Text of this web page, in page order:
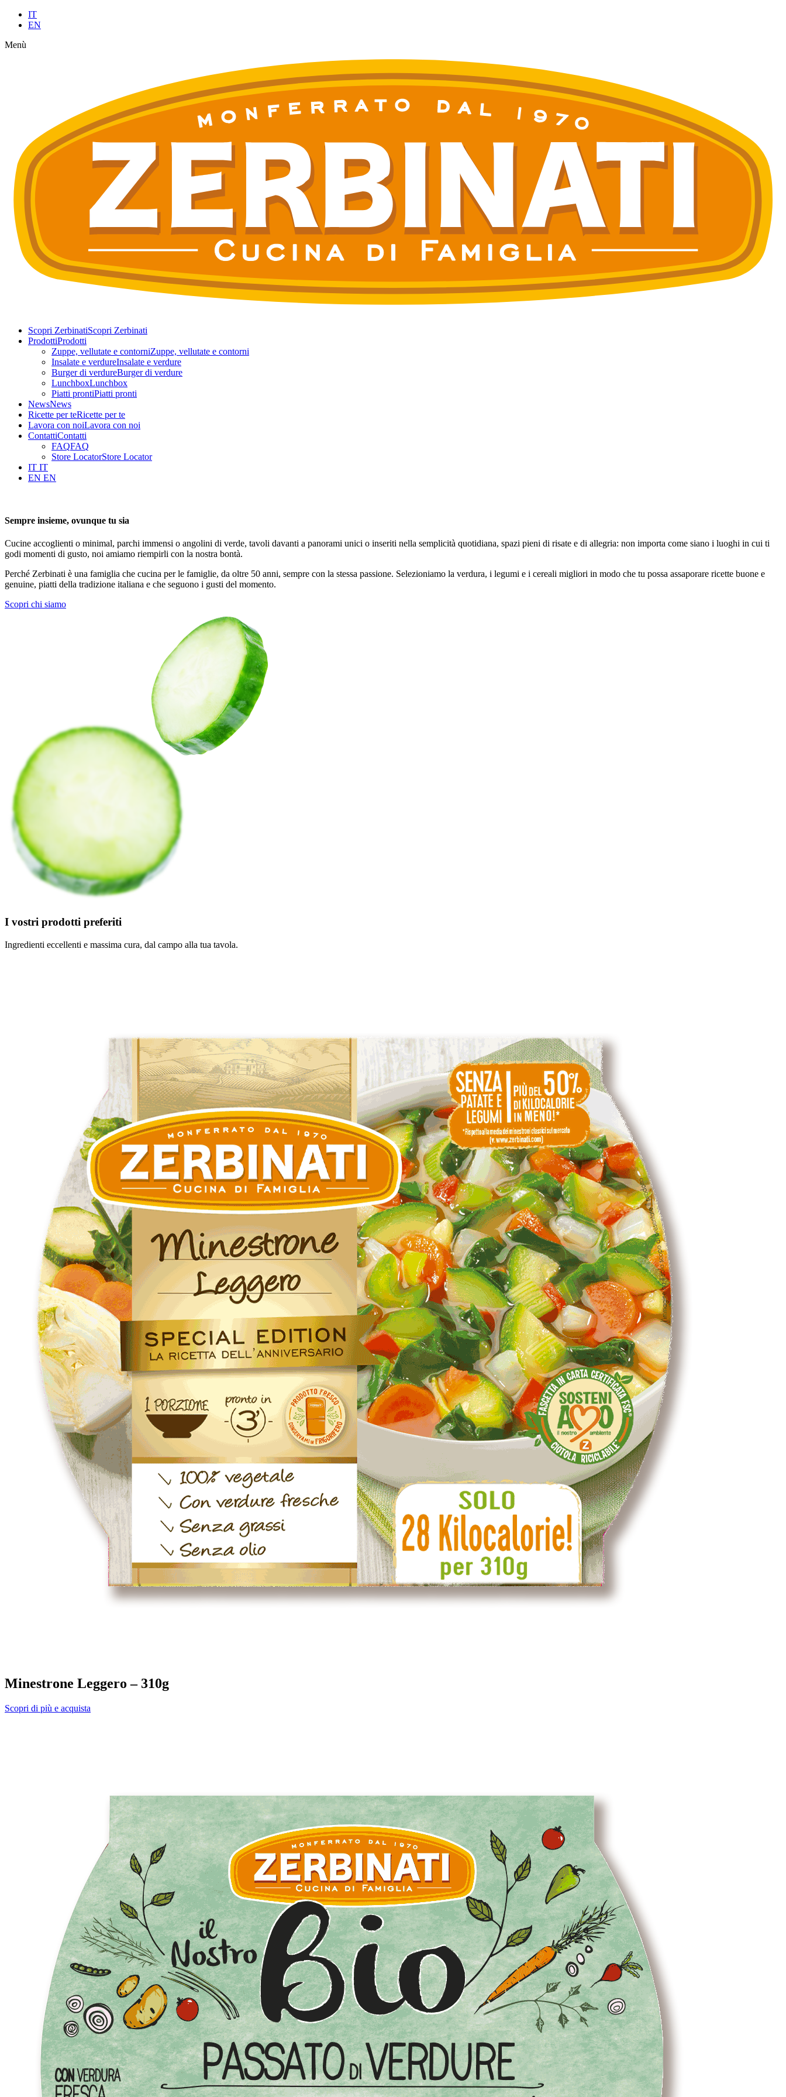
IT
EN
Menù
Scopri ZerbinatiScopri Zerbinati
ProdottiProdotti
Zuppe, vellutate e contorniZuppe, vellutate e contorni
Insalate e verdureInsalate e verdure
Burger di verdureBurger di verdure
LunchboxLunchbox
Piatti prontiPiatti pronti
NewsNews
Ricette per teRicette per te
Lavora con noiLavora con noi
ContattiContatti
FAQFAQ
Store LocatorStore Locator
IT IT
EN EN
Sempre insieme, ovunque tu sia
Cucine accoglienti o minimal, parchi immensi o angolini di verde, tavoli davanti a panorami unici o inseriti nella semplicità quotidiana, spazi pieni di risate e di allegria: non importa come siano i luoghi in cui ti
godi momenti di gusto, noi amiamo riempirli con la nostra bontà.
Perché Zerbinati è una famiglia che cucina per le famiglie, da oltre 50 anni, sempre con la stessa passione. Selezioniamo la verdura, i legumi e i cereali migliori in modo che tu possa assaporare ricette buone e
genuine, piatti della tradizione italiana e che seguono i gusti del momento.
Scopri chi siamo
I vostri prodotti preferiti
Ingredienti eccellenti e massima cura, dal campo alla tua tavola.
Minestrone Leggero – 310g
Scopri di più e acquista